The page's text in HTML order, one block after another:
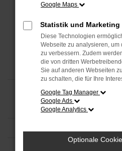
Google Maps
Statistik und Marketing
Diese Technologien
Webseite zu analysieren, um
zu verbessern. Zudem
die von dritten
Sie auf anderen Webseiten
zu schalten, die für Ihre
Google Tag Manager
Google Ads
Google Analytics
Optionale